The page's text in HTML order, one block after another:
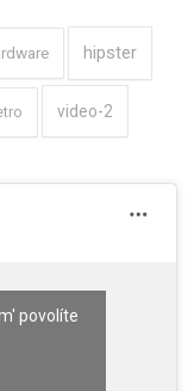
hipster
video-2
povolíte